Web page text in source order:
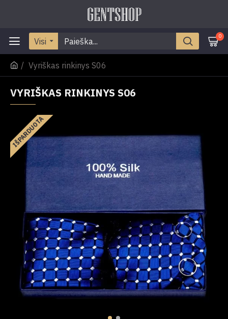
Visi 0
Vyriškas rinkinys S06
VYRIŠKAS RINKINYS S06
IŠPARDUOTA